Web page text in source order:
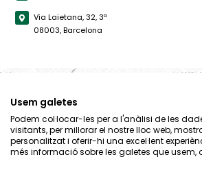
Via Laietana, 32, 3ª
08003, Barcelona
Usem galetes
Podem col·locar-les per a l'anàlisi de les
visitants, per millorar el nostre lloc web,
personalitzat i oferir-hi una excel·lent
més informació sobre les galetes que usem,